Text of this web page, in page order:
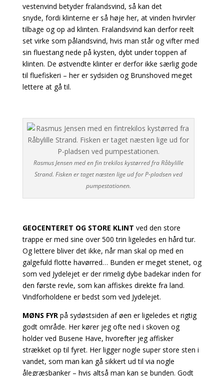
vestenvind betyder fralandsvind, så kan det
snyde, fordi klinterne er så høje her, at vinden hvirvler
tilbage og op ad klinten. Fralandsvind kan derforreelt
set virke som pålandsvind, hvis man står og vifter med
sin fluestang nede på kysten, dybt under toppen af
klinten. De østvendte klinter er derfor ikke særlig gode
til fluefiskeri – her ersydsiden og Brunshoved meget
lettere at gå til.
Rasmus Jensen med en fin trekilos kystørred fra Råbylille
Strand. Fisken er taget næsten lige ud for P-pladsen ved
pumpestationen.
GEOCENTERET OG STORE KLINT ved den store
trappe er med sine over 500 trin ligeledes en hård tur.
Og lettere bliver det ikke, når man skal op med en
galgefuld flotte havørred… Bunden er meget stenet, og
som ved Jydelejet er der rimelig dybe badekar inden for
den første revle, som kan affiskes direkte fra land.
Vindforholdene er bedst som ved Jydelejet.
MØNS FYR på sydøstsiden af øen er ligeledes et rigtig
godt område. Her kører jeg ofte ned i skoven og
holder ved Busene Have, hvorefter jeg affisker
strækket op til fyret. Her ligger nogle super store sten i
vandet, som man kan gå sikkert ud til via nogle
ålegræsbanker – hvis altså man kan se bunden. Godt